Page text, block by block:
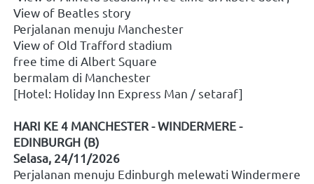
View of Beatles story
Perjalanan menuju Manchester
View of Old Trafford stadium
free time di Albert Square
bermalam di Manchester
[Hotel: Holiday Inn Express Man / setaraf]
HARI KE 4 MANCHESTER - WINDERMERE -
EDINBURGH (B)
Selasa, 24/11/2026